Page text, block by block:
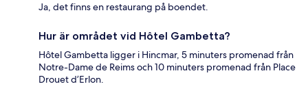
Ja, det finns en restaurang på boendet.
Hur är området vid Hôtel Gambetta?
Hôtel Gambetta ligger i Hincmar, 5 minuters promenad från
Notre-Dame de Reims och 10 minuters promenad från Place
Drouet d’Erlon.